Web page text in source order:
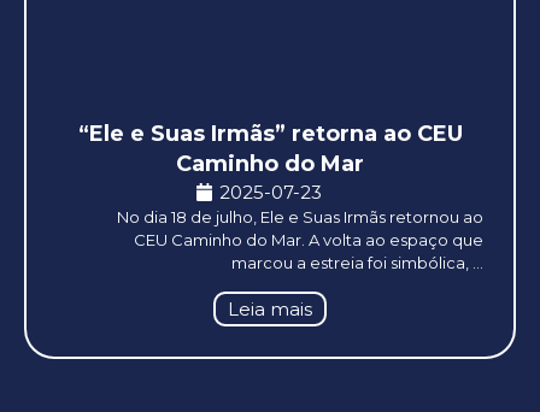
“Ele e Suas Irmãs” retorna ao CEU
Caminho do Mar
2025-07-23
No dia 18 de julho, Ele e Suas Irmãs retornou ao
CEU Caminho do Mar. A volta ao espaço que
marcou a estreia foi simbólica, ...
Leia mais